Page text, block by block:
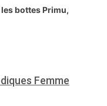
bottes Primu,
Femme